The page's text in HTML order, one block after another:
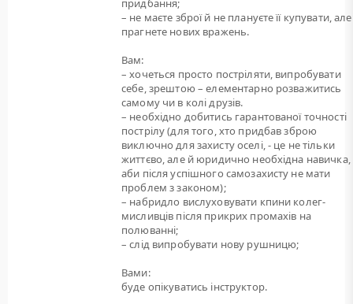
придбання;
– не маєте зброї й не плануєте її купувати, але
прагнете нових вражень.
Вам:
– хочеться просто постріляти, випробувати
себе, зрештою – елементарно розважитись
самому чи в колі друзів.
– необхідно добитись гарантованої точності
пострілу (для того, хто придбав зброю
виключно для захисту оселі, - це не тільки
життєво, але й юридично необхідна навичка,
аби після успішного самозахисту не мати
проблем з законом);
– набридло вислуховувати кпини колег-
мисливців після прикрих промахів на
полюванні;
– слід випробувати нову рушницю;
Вами:
буде опікуватись інструктор.